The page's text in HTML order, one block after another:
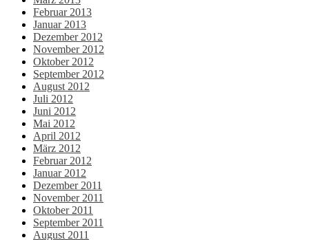
Februar 2013
Januar 2013
Dezember 2012
November 2012
Oktober 2012
September 2012
August 2012
Juli 2012
Juni 2012
Mai 2012
April 2012
März 2012
Februar 2012
Januar 2012
Dezember 2011
November 2011
Oktober 2011
September 2011
August 2011